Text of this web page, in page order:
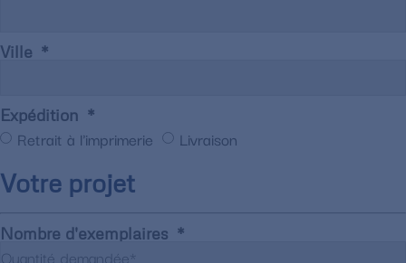
Ville
Expédition
Retrait à l'imprimerie Livraison
Votre projet
Nombre d'exemplaires